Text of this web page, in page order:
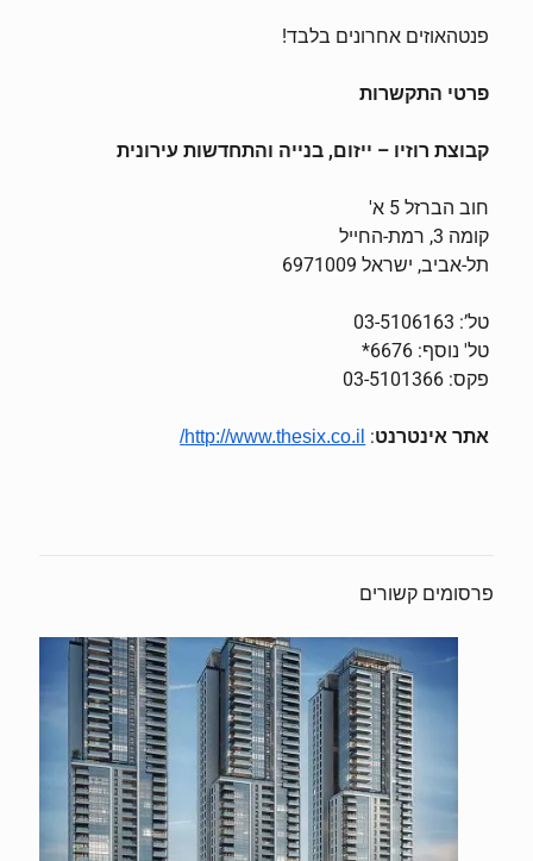
פנטהאוזים אחרונים בלבד!
פרטי התקשרות
קבוצת רוזיו – ייזום, בנייה והתחדשות עירונית
חוב הברזל 5 א'
קומה 3, רמת-החייל
תל-אביב, ישראל 6971009
טל’: 03-5106163
טל' נוסף: 6676*
פקס: 03-5101366
אתר אינטרנט:
http://www.thesix.co.il/
פרסומים קשורים